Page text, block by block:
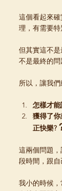
這個看起來
理，有需要特
但其實這不
不是最終的問
所以，讓我
怎樣才
獲得了
正快樂?
這兩個問題
段時間，跟自
我小的時候